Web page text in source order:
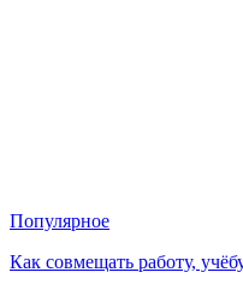
Популярное
Как совмещать работу,